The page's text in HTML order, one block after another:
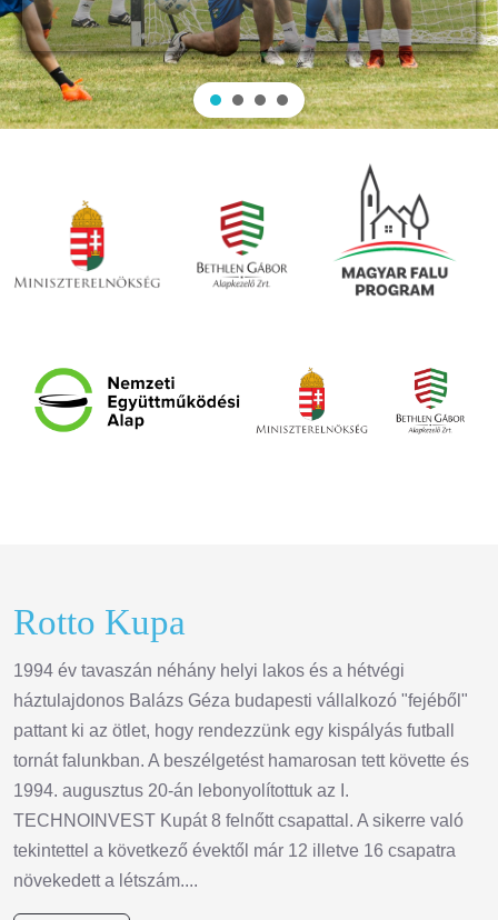
Rotto Kupa
1994 év tavaszán néhány helyi lakos és a hétvégi
háztulajdonos Balázs Géza budapesti vállalkozó "fejéből"
pattant ki az ötlet, hogy rendezzünk egy kispályás futball
tornát falunkban. A beszélgetést hamarosan tett követte és
1994. augusztus 20-án lebonyolítottuk az I.
TECHNOINVEST Kupát 8 felnőtt csapattal. A sikerre való
tekintettel a következő évektől már 12 illetve 16 csapatra
növekedett a létszám....